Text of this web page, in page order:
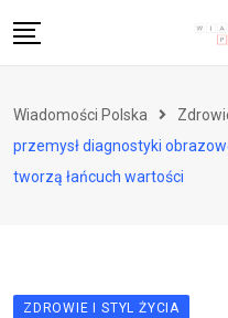
to
Zdrowie i styl życia
Polityka i społeczeństwo
Wiadomości Polska
przemysł diagnostyki
tworzą łańcuch wartości
ZDROWIE I STYL ŻYCIA